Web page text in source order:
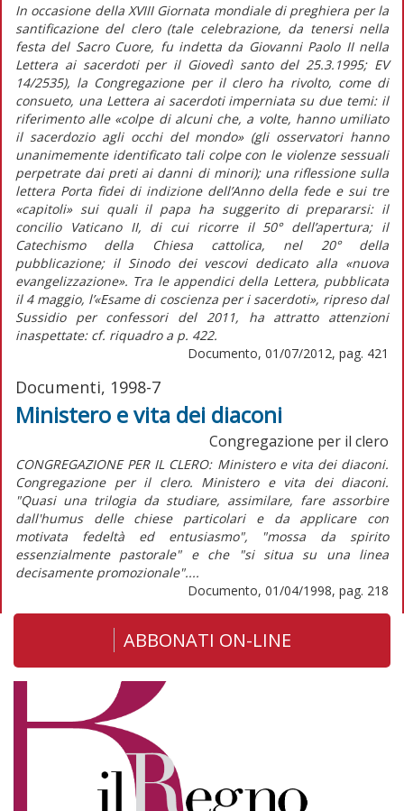
In occasione della XVIII Giornata mondiale di preghiera per la
santificazione del clero (tale celebrazione, da tenersi nella
festa del Sacro Cuore, fu indetta da Giovanni Paolo II nella
Lettera ai sacerdoti per il Giovedì santo del 25.3.1995; EV
14/2535), la Congregazione per il clero ha rivolto, come di
consueto, una Lettera ai sacerdoti imperniata su due temi: il
riferimento alle «colpe di alcuni che, a volte, hanno umiliato
il sacerdozio agli occhi del mondo» (gli osservatori hanno
unanimemente identificato tali colpe con le violenze sessuali
perpetrate dai preti ai danni di minori); una riflessione sulla
lettera Porta fidei di indizione dell’Anno della fede e sui tre
«capitoli» sui quali il papa ha suggerito di prepararsi: il
concilio Vaticano II, di cui ricorre il 50° dell’apertura; il
Catechismo della Chiesa cattolica, nel 20° della
pubblicazione; il Sinodo dei vescovi dedicato alla «nuova
evangelizzazione». Tra le appendici della Lettera, pubblicata
il 4 maggio, l’«Esame di coscienza per i sacerdoti», ripreso dal
Sussidio per confessori del 2011, ha attratto attenzioni
inaspettate: cf. riquadro a p. 422.
Documento, 01/07/2012, pag. 421
Documenti, 1998-7
Ministero e vita dei diaconi
Congregazione per il clero
CONGREGAZIONE PER IL CLERO: Ministero e vita dei diaconi.
Congregazione per il clero. Ministero e vita dei diaconi.
"Quasi una trilogia da studiare, assimilare, fare assorbire
dall'humus delle chiese particolari e da applicare con
motivata fedeltà ed entusiasmo", "mossa da spirito
essenzialmente pastorale" e che "si situa su una linea
decisamente promozionale"....
Documento, 01/04/1998, pag. 218
ABBONATI ON-LINE